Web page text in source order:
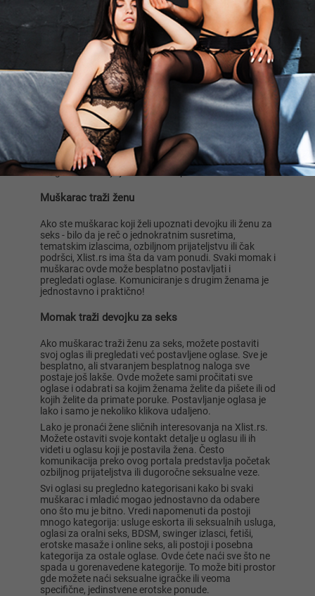
Beograd
2 3
Muškarac traži ženu u Srbiji
Ako ste muškarac koji bi želeo da upozna devojku ili
ženu za seks - za jednokratne susrete, tematske
zabave, ozbiljna prijateljstva ili čak za brak, Xlist.rs ima
nešto da ponudi. Svaki momak i muškarac ovde može
besplatno postavljati i gledati oglase. Komunikacija sa
drugim ženama je jednostavna i praktična!
Muškarac traži ženu
Ako ste muškarac koji želi upoznati devojku ili ženu za
seks - bilo da je reč o jednokratnim susretima,
tematskim izlascima, ozbiljnom prijateljstvu ili čak
podršci, Xlist.rs ima šta da vam ponudi. Svaki momak i
muškarac ovde može besplatno postavljati i
pregledati oglase. Komuniciranje s drugim ženama je
jednostavno i praktično!
Momak traži devojku za seks
Ako muškarac traži ženu za seks, možete postaviti
svoj oglas ili pregledati već postavljene oglase. Sve je
besplatno, ali stvaranjem besplatnog naloga sve
postaje još lakše. Ovde možete sami pročitati sve
oglase i odabrati sa kojim ženama želite da pišete ili od
kojih želite da primate poruke. Postavljanje oglasa je
lako i samo je nekoliko klikova udaljeno.
Lako je pronaći žene sličnih interesovanja na Xlist.rs.
Možete ostaviti svoje kontakt detalje u oglasu ili ih
videti u oglasu koji je postavila žena. Često
komunikacija preko ovog portala predstavlja početak
ozbiljnog prijateljstva ili dugoročne seksualne veze.
Svi oglasi su pregledno kategorisani kako bi svaki
muškarac i mladić mogao jednostavno da odabere
ono što mu je bitno. Vredi napomenuti da postoji
mnogo kategorija: usluge eskorta ili seksualnih usluga,
oglasi za oralni seks, BDSM, swinger izlasci, fetiši,
erotske masaže i online seks, ali postoji i posebna
kategorija za ostale oglase. Ovde ćete naći sve što ne
spada u gorenavedene kategorije. To može biti prostor
gde možete naći seksualne igračke ili veoma
specifične, jedinstvene erotske ponude.